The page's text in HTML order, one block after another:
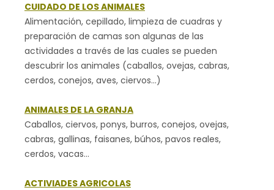
CUIDADO DE LOS ANIMALES
Alimentación, cepillado, limpieza de cuadras y
preparación de camas son algunas de las
actividades a través de las cuales se pueden
descubrir los animales (caballos, ovejas, cabras,
cerdos, conejos, aves, ciervos…)
ANIMALES DE LA GRANJA
Caballos, ciervos, ponys, burros, conejos, ovejas,
cabras, gallinas, faisanes, búhos, pavos reales,
cerdos, vacas…
ACTIVIADES AGRICOLAS